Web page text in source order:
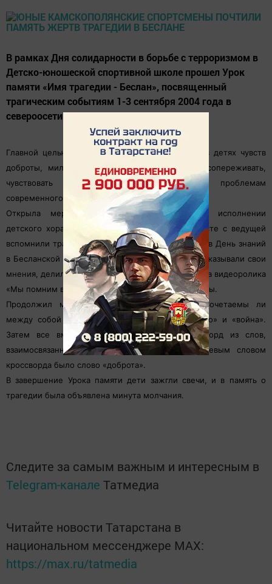
В рамках Дня солидарности в борьбе с терроризмом в
Детско-юношеской спортивной школе прошел Урок
памяти «Имя трагедии - Беслан», посвященный
трагическим событиям 1-3 сентября 2004 года в
североосетинском городе Беслан.
Главной целью мероприятия стало воспитание в детях чувств
доброты, милосердия, взаимопомощи, умения сопереживать,
чувствовать сопричастность к глобальным проблемам
современного мира, умения быть толерантным.
Открыла мероприятие аудиозапись песни в исполнении
детского хора. В ходе мероприятия ребята вместе с ведущей
вспомнили трагические события, произошедшие в День знаний
в Бесланской школе №1. Ребята рассуждали, высказывали свои
мнения, делились впечатлениями после просмотра видеоролика
«Мы помним вас, дети Беслана!», задавали вопросы.
Продолжил мероприятие вопрос ведущего «Сочетаемы ли
между собой слова «дети» и «теракт», «детство» и «война».
Затем все вместе ребята разгадывали кроссворд из слов,
взаимосвязанных с детством и детьми. Ключевым словом
кроссворда было слово «доброта».
В завершение Урока памяти дети зажгли свечи, и в память о
трагедии была объявлена минута молчания.
Следите за самым важным и интересным в
Telegram-канале Татмедиа
Читайте новости Татарстана в
национальном мессенджере MАХ:
https://max.ru/tatmedia